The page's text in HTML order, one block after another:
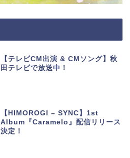
【テレビCM出演 & CMソング】秋
田テレビで放送中！
【HIMOROGI – SYNC】1st
Album『Caramelo』配信リリース
決定！